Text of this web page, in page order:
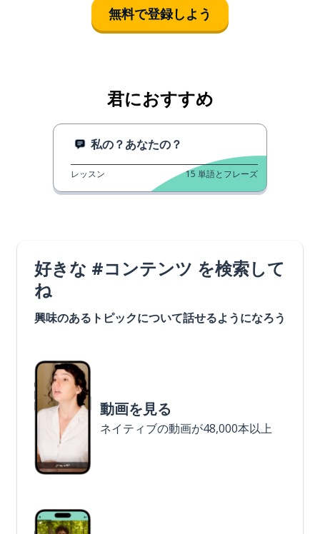
無料で登録しよう
君におすすめ
私の？あなたの？
レッスン 15 単語とフレーズ
好きな #コンテンツ を検索して
ね
興味のあるトピックについて話せるようになろう
動画を見る
ネイティブの動画が48,000本以上